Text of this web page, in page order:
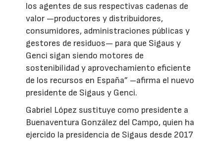
los agentes de sus respectivas cadenas de
valor —productores y distribuidores,
consumidores, administraciones públicas y
gestores de residuos— para que Sigaus y
Genci sigan siendo motores de
sostenibilidad y aprovechamiento eficiente
de los recursos en España” –afirma el nuevo
presidente de Sigaus y Genci.
Gabriel López sustituye como presidente a
Buenaventura González del Campo, quien ha
ejercido la presidencia de Sigaus desde 2017